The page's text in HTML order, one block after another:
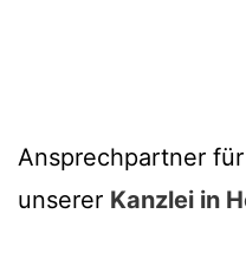
Ansprechpartner für
unserer Kanzlei in